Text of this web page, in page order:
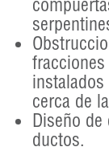
cerca de
Diseño
ductos.